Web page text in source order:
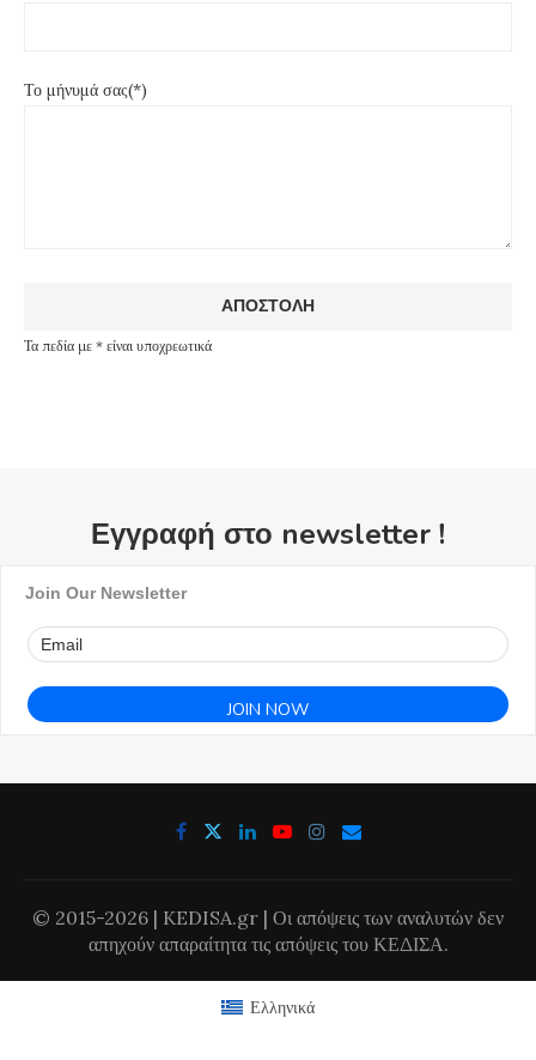
Το μήνυμά σας(*)
Τα πεδία με * είναι υποχρεωτικά
Εγγραφή στο newsletter !
Join Our Newsletter
© 2015-2026 | KEDISA.gr | Οι απόψεις των αναλυτών δεν
απηχούν απαραίτητα τις απόψεις του ΚΕΔΙΣΑ.
Ελληνικά